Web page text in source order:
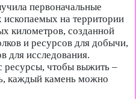
первоначальные
на территории
километров, созданной
и ресурсов для добычи,
для исследования.
ресурсы, чтобы выжить –
каждый камень можно